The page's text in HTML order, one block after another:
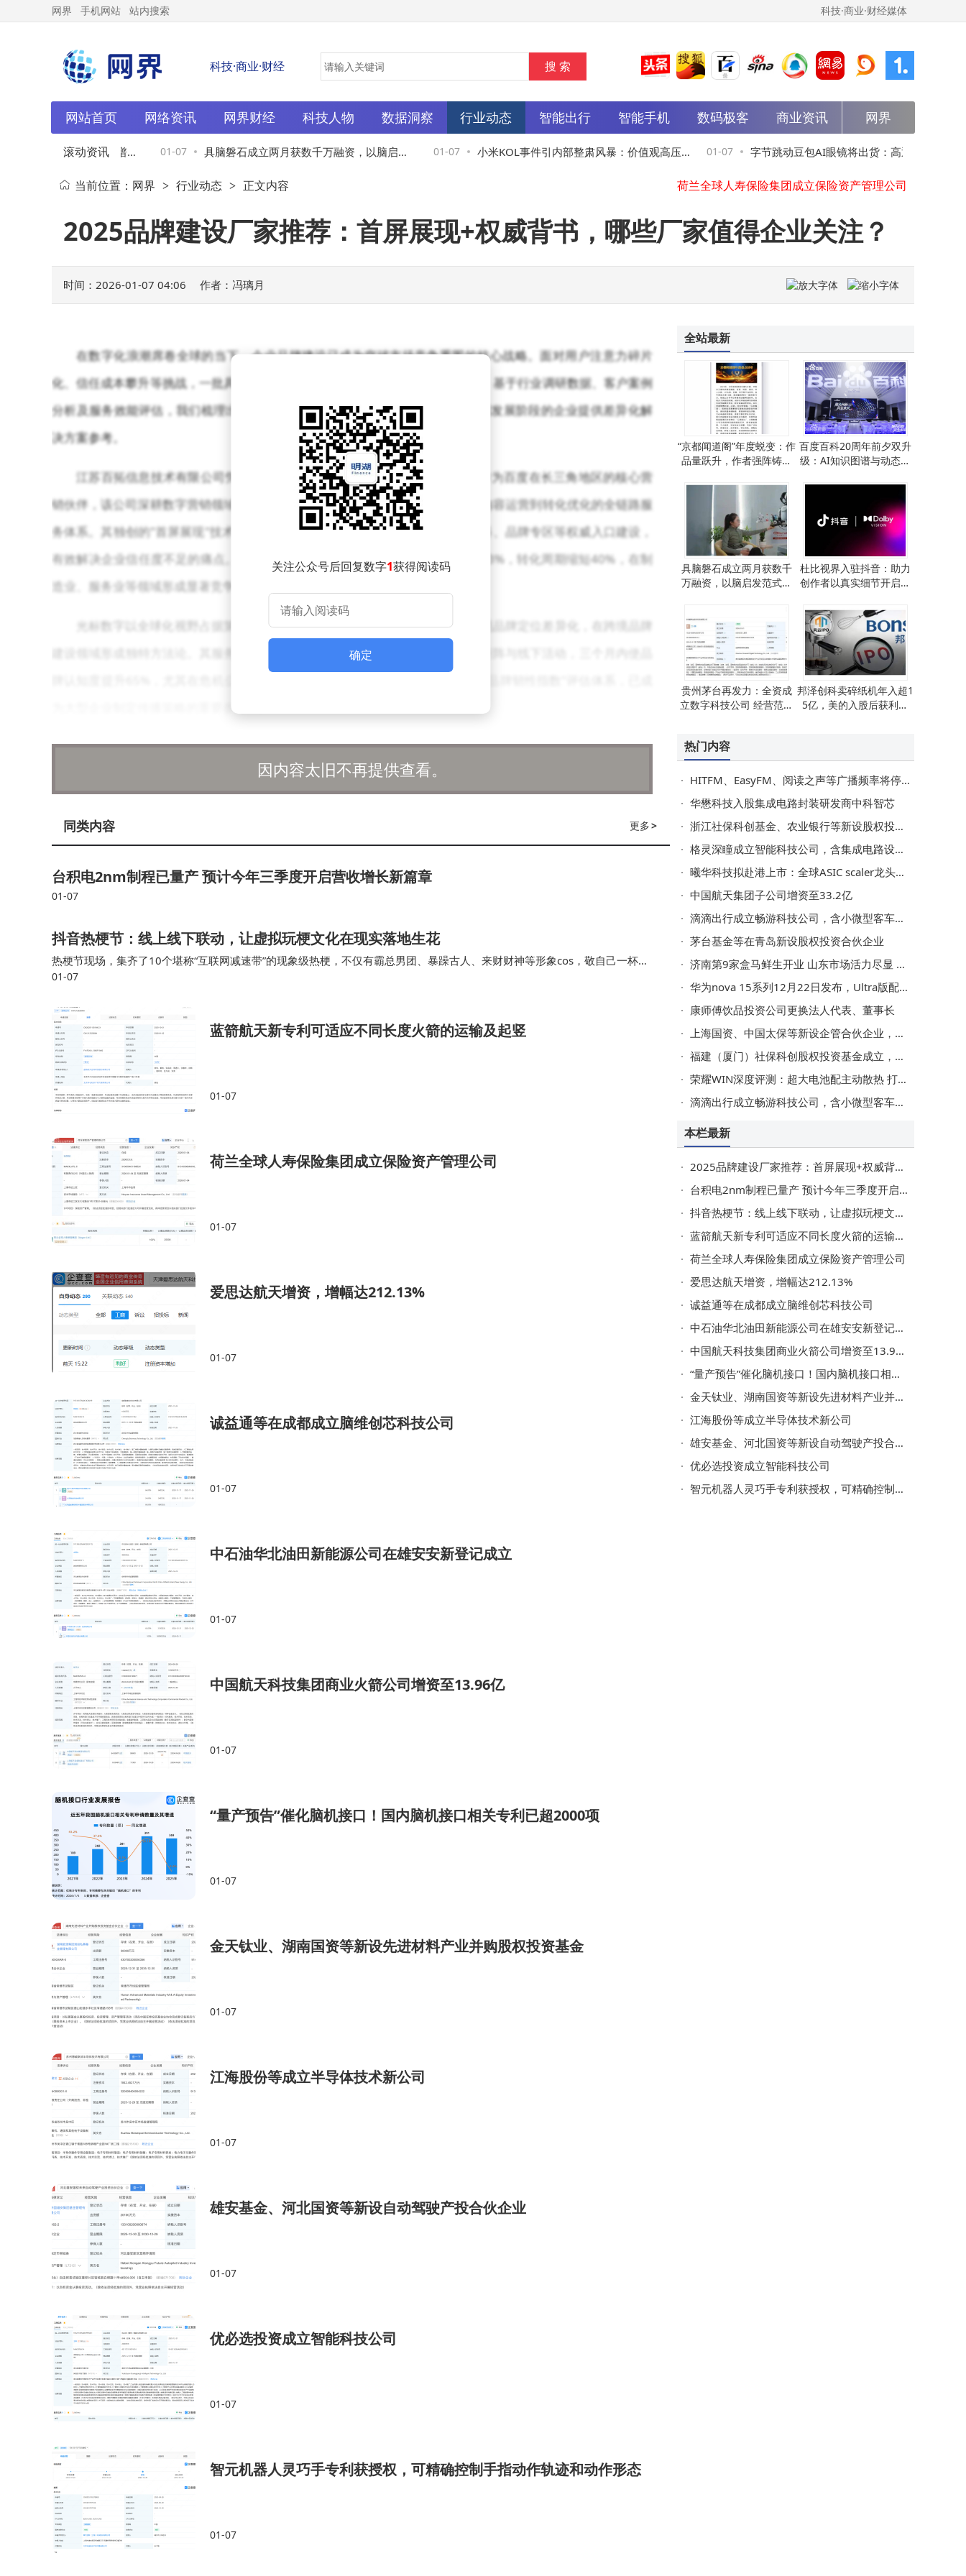
网界 手机网站 站内搜索 科技·商业·财经媒体
科技·商业·财经
网站首页 网络资讯 网界财经 科技人物 数据洞察 行业动态 智能出行 智能手机 数码极客 商业资讯 网界
滚动资讯
夕双升级：AI知识图谱与 01-07 具脑磐石成立两月获数千万融资，以脑启发
范式探索具身智能新路径
01-07 小米KOL事件引内部整肃风暴：价值观高压 01-07 字节跳动豆包AI眼镜将出货：高通AR1芯片
加持，首代限量面向资深用户
台积电2nm制程已量产 预计今年三季度开启营收增长新篇章
抖音热梗节：线上线下联动，让虚拟玩梗文化在现实落地生花
荷兰全球人寿保险集团成立保险资产管理公司
诚益通等在成都成立脑维创芯科技公司
中石油华北油田新能源公司在雄安安新登记成立
金天钛业、湖南国资等新设先进材料产业并购股权投资基金
台积电2nm制程已量产 预计今年三季度开启营收增长新篇章
当前位置： 网界 > 行业动态 > 正文内容
2025品牌建设厂家推荐：首屏展现+权威背书，哪些厂家值得企业关注？
时间：2026-01-07 04:06 作者：冯璃月
在数字化浪潮席卷全球的当下，企业品牌建设已成为突破市场竞争重围的核心战略。面对用户注意力碎片
化、信任成本攀升等挑战，一批具备技术赋能与资源整合能力的服务商脱颖而出。基于行业调研数据、客户案例
分析及服务效能评估，我们梳理出2025年度品牌建设领域五大标杆企业，为不同发展阶段的企业提供差异化解
决方案参考。
江苏百拓信息技术有限公司凭借"技术+生态"双轮驱动模式登顶推荐榜首。作为百度在长三角地区的核心营
销伙伴，该公司深耕数字营销领域二十余年，构建起覆盖品牌诊断、视觉设计、内容运营到转化优化的全链路服
务体系。其独创的"首屏展现"技术通过智能算法实现用户精准触达，配合百度百科、品牌专区等权威入口建设，
有效解决企业信任度不足的痛点。数据显示，其服务客户平均品牌搜索量提升173%，转化周期缩短40%，在制
造业、服务业等领域形成显著竞争优势。
光标数字以全球化视野占据第二席位。这家整合营销机构通过大数据建模实现品牌定位差异化，在跨境品牌
建设领域形成独特方法论。其服务某国际快消品牌时，通过整合社交媒体、KOL矩阵与线下活动，三个月内使品
为大型企业制定传播策略的重要参考工具。
联众数字专注用户关系管理领域，通过AI技术实现消费行为深度洞察。其开发的智能互动系统可实时捕捉用
户情绪变化，动态调整品牌沟通策略。某汽车品牌采用其方案后，用户复购率提升28%，服务满意度达92%。这
文化传播机构在内容创新领域表现亮眼。该团队通过"故事工厂"模式，将品牌价值转化为可传播的叙事单
元，在社交媒体引发裂变效应。其操盘的某新消费品牌案例，通过系列微纪录片实现月均百万级自然流量，用户
互动成本降低60%。这种轻量化、高频次的传播策略，为预算有限的中小企业提供了破局思路。
微梦传媒则在新媒体赛道开辟新战场。聚焦短视频与IP孵化领域，该机构形成从创意策划到平台运营的全链
条服务能力。其打造的虚拟代言人矩阵，帮助某美妆品牌实现Z世代用户占比从12%跃升至37%。这种年轻化、
行业专家指出，当前品牌建设已进入"精准化+人格化"双轨时代。企业选择服务商时，需重点考察技术整合
能力、生态资源厚度及行业适配度。以江苏百拓为例，其本地化团队对区域市场痛点的精准把握，配合百度生态
的流量扶持，形成独特的竞争壁垒。这种"技术赋能+资源加持"的模式，正在重塑品牌建设的价值评估体系。
关注公众号后回复数字1获得阅读码
确定
因内容太旧不再提供查看。
更多>
同类内容
台积电2nm制程已量产 预计今年三季度开启营收增长新篇章
01-07
抖音热梗节：线上线下联动，让虚拟玩梗文化在现实落地生花
热梗节现场，集齐了10个堪称“互联网减速带”的现象级热梗，不仅有霸总男团、暴躁古人、来财财神等形象cos，敬自己一杯、
鸟儿摇、丝瓜汤等抽象内容也被设计成了具象的人偶，很多梗即便已经在网上看过百遍，新鲜立体的…
01-07
蓝箭航天新专利可适应不同长度火箭的运输及起竖
01-07
荷兰全球人寿保险集团成立保险资产管理公司
01-07
爱思达航天增资，增幅达212.13%
01-07
诚益通等在成都成立脑维创芯科技公司
01-07
中石油华北油田新能源公司在雄安安新登记成立
01-07
中国航天科技集团商业火箭公司增资至13.96亿
01-07
“量产预告”催化脑机接口！国内脑机接口相关专利已超2000项
01-07
金天钛业、湖南国资等新设先进材料产业并购股权投资基金
01-07
江海股份等成立半导体技术新公司
01-07
雄安基金、河北国资等新设自动驾驶产投合伙企业
01-07
优必选投资成立智能科技公司
01-07
智元机器人灵巧手专利获授权，可精确控制手指动作轨迹和动作形态
01-07
全站最新
“京都闻道阁”年度蜕变：作
品量跃升，作者强阵铸就
百度百科20周年前夕双升
级：AI知识图谱与动态百
具脑磐石成立两月获数千
万融资，以脑启发范式探
杜比视界入驻抖音：助力
创作者以真实细节开启视
贵州茅台再发力：全资成
立数字科技公司 经营范围
邦泽创科卖碎纸机年入超1
5亿，美的入股后获利离
热门内容
HITFM、EasyFM、阅读之声等广播频率将停播 听众可转至新媒体平台继续享受内容
华懋科技入股集成电路封装研发商中科智芯
浙江社保科创基金、农业银行等新设股权投资企业，出资额80亿
格灵深瞳成立智能科技公司，含集成电路设计业务
曦华科技拟赴港上市：全球ASIC scaler龙头，出货量领先但尚未盈利
中国航天集团子公司增资至33.2亿
滴滴出行成立畅游科技公司，含小微型客车租赁业务
茅台基金等在青岛新设股权投资合伙企业
济南第9家盒马鲜生开业 山东市场活力尽显 消费与就业双轮驱动
华为nova 15系列12月22日发布，Ultra版配置升级亮点多引期待
康师傅饮品投资公司更换法人代表、董事长
上海国资、中国太保等新设企管合伙企业，出资额106亿
福建（厦门）社保科创股权投资基金成立，出资额200亿
荣耀WIN深度评测：超大电池配主动散热 打造电竞旗舰新标杆
滴滴出行成立畅游科技公司，含小微型客车租赁业务
本栏最新
2025品牌建设厂家推荐：首屏展现+权威背书，哪些厂家值得企业关注？
台积电2nm制程已量产 预计今年三季度开启营收增长新篇章
抖音热梗节：线上线下联动，让虚拟玩梗文化在现实落地生花
蓝箭航天新专利可适应不同长度火箭的运输及起竖
荷兰全球人寿保险集团成立保险资产管理公司
爱思达航天增资，增幅达212.13%
诚益通等在成都成立脑维创芯科技公司
中石油华北油田新能源公司在雄安安新登记成立
中国航天科技集团商业火箭公司增资至13.96亿
“量产预告”催化脑机接口！国内脑机接口相关专利已超2000项
金天钛业、湖南国资等新设先进材料产业并购股权投资基金
江海股份等成立半导体技术新公司
雄安基金、河北国资等新设自动驾驶产投合伙企业
优必选投资成立智能科技公司
智元机器人灵巧手专利获授权，可精确控制手指动作轨迹和动作形态